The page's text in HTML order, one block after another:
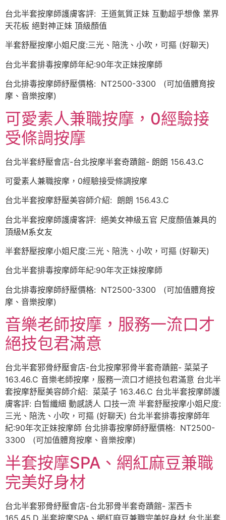
台北半套按摩師護膚客評: 王道氣質正妹 互動超乎想像 業界
天花板 絕對神正妹 頂級顏值
半套舒壓按摩小姐尺度:三光、陪洗、小吹，可摳 (好聊天)
台北半套排毒按摩師年紀:90年次正妹按摩師
台北排毒按摩師紓壓價格: NT2500-3300 (可加值體育按
摩、音樂按摩)
可愛素人兼職按摩，0經驗接
受條調按摩
台北半套紓壓會店-台北按摩半套奇蹟館- 朗朗 156.43.C
可愛素人兼職按摩，0經驗接受條調按摩
台北半套按摩舒壓美容師介紹: 朗朗 156.43.C
台北半套按摩師護膚客評: 絕美女神級五官 尺度顏值兼具的
頂級M系女友
半套舒壓按摩小姐尺度:三光、陪洗、小吹，可摳 (好聊天)
台北半套排毒按摩師年紀:90年次正妹按摩師
台北排毒按摩師紓壓價格: NT2500-3300 (可加值體育按
摩、音樂按摩)
音樂老師按摩，服務一流口才
絕技包君滿意
台北半套邪骨紓壓會店-台北按摩邪骨半套奇蹟館- 菜菜子
163.46.C 音樂老師按摩，服務一流口才絕技包君滿意 台北半
套按摩舒壓美容師介紹: 菜菜子 163.46.C 台北半套按摩師護
膚客評: 白皙纖細 動感誘人 口技一流 半套舒壓按摩小姐尺度:
三光、陪洗、小吹，可摳 (好聊天) 台北半套排毒按摩師年
紀:90年次正妹按摩師 台北排毒按摩師紓壓價格: NT2500-
3300 (可加值體育按摩、音樂按摩)
半套按摩SPA、網紅麻豆兼職
完美好身材
台北半套邪骨紓壓會店-台北邪骨半套奇蹟館- 潔西卡
165.45.D 半套按摩SPA、網紅麻豆兼職完美好身材 台北半套